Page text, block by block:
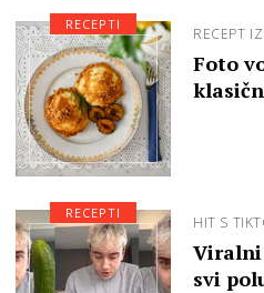
RECEPT
Foto
RECEPTI
HIT S
Viralni
svi
RECEPTI